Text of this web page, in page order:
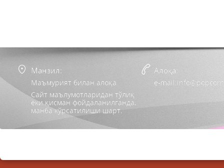
Манзил:
Маъмурият билан алоқа
Сайт маълумотларидан тўлиқ
ёки қисман фойдаланилганда,
манба кўрсатилиши шарт.
Алоқа:
e-